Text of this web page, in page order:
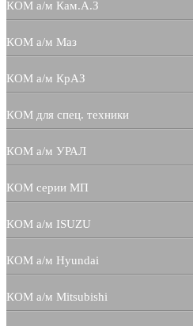
КОМ а/м Кам.А.З
КОМ а/м Маз
КОМ а/м КрАЗ
КОМ для спец. техники
КОМ а/м УРАЛ
КОМ серии МП
КОМ а/м ISUZU
КОМ а/м Hyundai
КОМ а/м Mitsubishi